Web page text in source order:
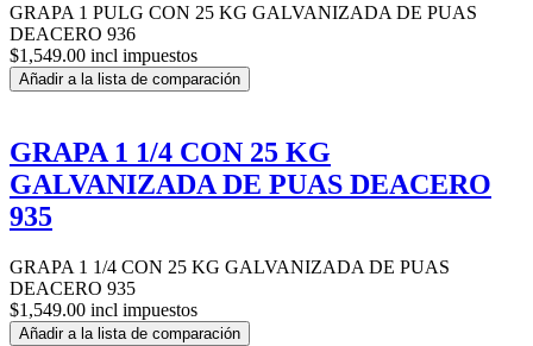
GRAPA 1 PULG CON 25 KG GALVANIZADA DE PUAS
DEACERO 936
$1,549.00 incl impuestos
Añadir a la lista de comparación
GRAPA 1 1/4 CON 25 KG
GALVANIZADA DE PUAS DEACERO
935
GRAPA 1 1/4 CON 25 KG GALVANIZADA DE PUAS
DEACERO 935
$1,549.00 incl impuestos
Añadir a la lista de comparación